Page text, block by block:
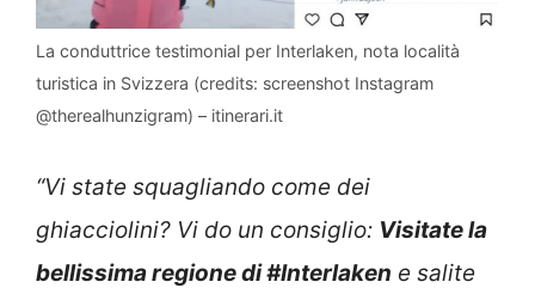
La conduttrice testimonial per Interlaken, nota località
turistica in Svizzera (credits: screenshot Instagram
@therealhunzigram) – itinerari.it
“Vi state squagliando come dei
ghiacciolini? Vi do un consiglio: Visitate la
bellissima regione di #Interlaken e salite